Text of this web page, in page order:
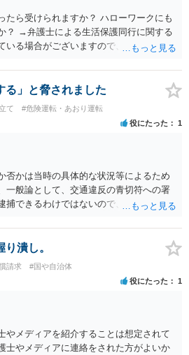
たら受けられますか？ ハローワークにも
？ →弁護士による生活保護同行に関する
いる場合がございますので、お近くの弁
る」と脅されました
て #危険運転・あおり運転
役にたった 1
否かは当時の具体的な状況等によるため
一般論として、交通違反の青切符への署
捕できるわけではないので、「サインし
潰し。
請求 #国や自治体
役にたった 1
やメディアを紹介することは想定されて
士やメディアに連絡をされた方がよいか